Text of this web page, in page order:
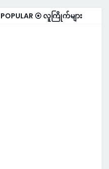
POPULAR ⦿ လူကြိုက်များ